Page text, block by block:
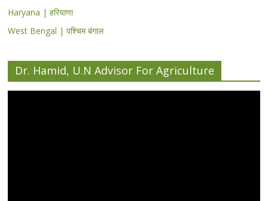
Haryana | हरियाणा
West Bengal | पश्चिम बंगाल
Dr. Hamid, U.N Advisor For Agriculture